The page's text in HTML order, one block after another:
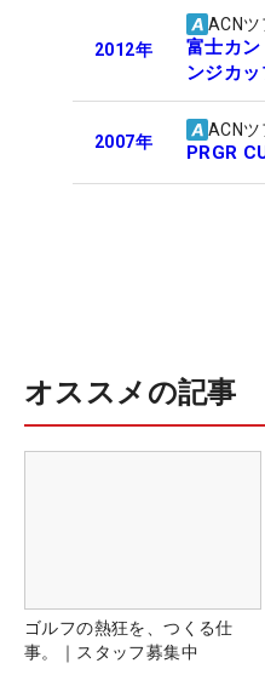
2012年
ACNツ
富士カ
ンジカッ
2007年
ACNツ
PRGR
オススメの記事
ゴルフの熱狂を、つくる仕
事。｜スタッフ募集中